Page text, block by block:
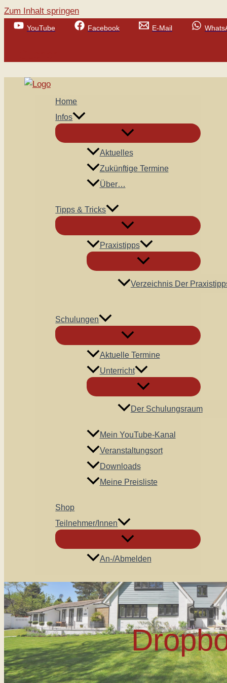
Zum Inhalt springen
YouTube Facebook E-Mail
Home
Infos
Aktuelles
Zukünftige Termine
Über…
Tipps & Tricks
Praxistipps
Verzeichnis Der
Schulungen
Aktuelle Termine
Unterricht
Der Schulungsraum
Mein YouTube-Kanal
Veranstaltungsort
Downloads
Meine Preisliste
Shop
Teilnehmer/innen
An-/Abmelden